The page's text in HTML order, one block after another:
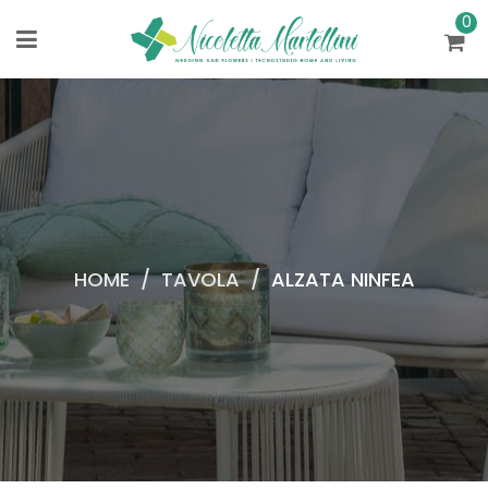
0
HOME / TAVOLA / ALZATA NINFEA